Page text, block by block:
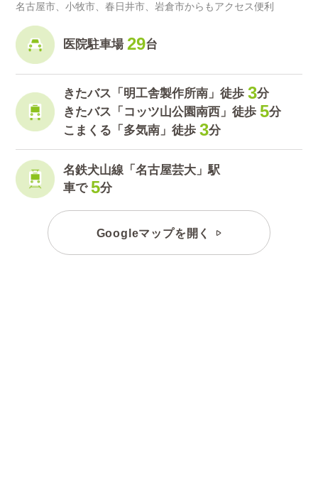
名古屋市、小牧市、春日井市、岩倉市からもアクセス便利
医院駐車場 29台
きたバス「明工舎製作所南」 徒歩 3分
きたバス「コッツ山公園南西」徒歩 5分
こまくる「多気南」徒歩 3分
名鉄犬山線「名古屋芸大」駅
車で 5分
Googleマップを開く